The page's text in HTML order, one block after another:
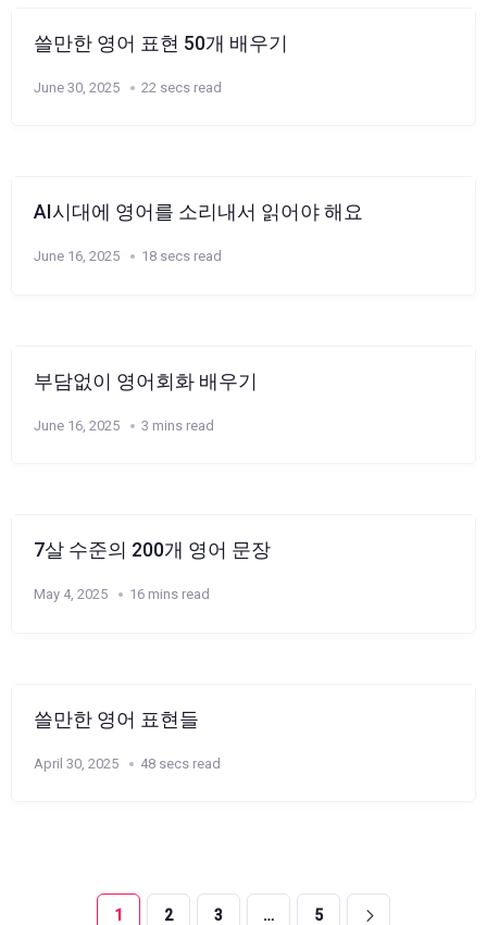
쓸만한 영어 표현 50개 배우기
June 30, 2025 22 secs read
AI시대에 영어를 소리내서 읽어야 해요
June 16, 2025 18 secs read
부담없이 영어회화 배우기
June 16, 2025 3 mins read
7살 수준의 200개 영어 문장
May 4, 2025 16 mins read
쓸만한 영어 표현들
April 30, 2025 48 secs read
1 2 3 … 5